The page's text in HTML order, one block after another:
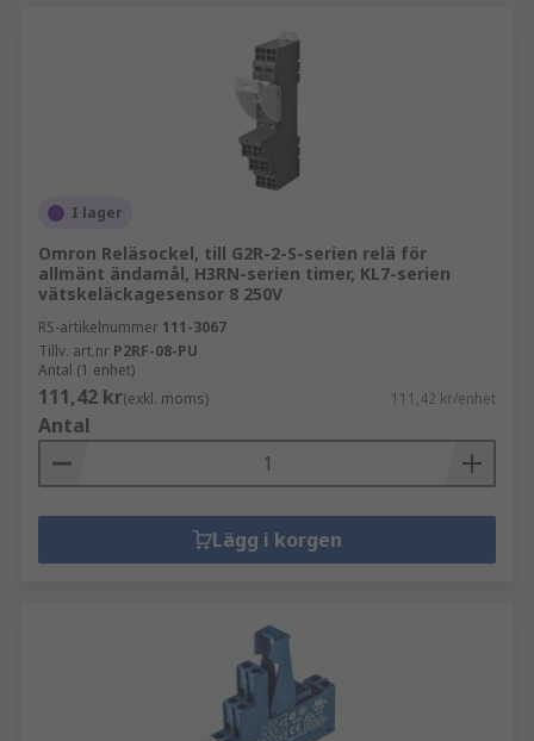
I lager
Omron Reläsockel, till G2R-2-S-serien relä för
allmänt ändamål, H3RN-serien timer, KL7-serien
vätskeläckagesensor 8 250V
RS-artikelnummer 111-3067
Tillv. art.nr P2RF-08-PU
Antal (1 enhet)
111,42 kr(exkl. moms) 111,42 kr/enhet
Antal
Lägg i korgen